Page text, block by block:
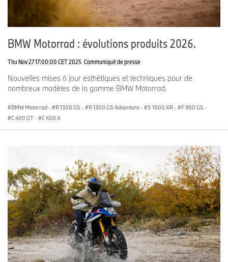
BMW Motorrad : évolutions produits 2026.
Thu Nov 27 17:00:00 CET 2025 Communiqué de presse
Nouvelles mises à jour esthétiques et techniques pour de
nombreux modèles de la gamme BMW Motorrad.
BMW Motorrad · R 1300 GS · R 1300 GS Adventure · S 1000 XR · F 900 GS ·
C 400 GT · C 400 X